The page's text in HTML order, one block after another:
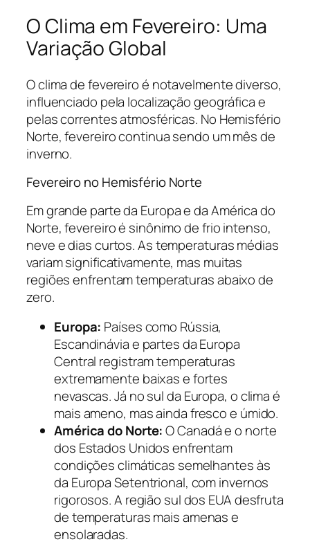
O Clima em Fevereiro: Uma
Variação Global
O clima de fevereiro é notavelmente diverso,
influenciado pela localização geográfica e
pelas correntes atmosféricas. No Hemisfério
Norte, fevereiro continua sendo um mês de
inverno.
Fevereiro no Hemisfério Norte
Em grande parte da Europa e da América do
Norte, fevereiro é sinônimo de frio intenso,
neve e dias curtos. As temperaturas médias
variam significativamente, mas muitas
regiões enfrentam temperaturas abaixo de
zero.
Europa: Países como Rússia,
Escandinávia e partes da Europa
Central registram temperaturas
extremamente baixas e fortes
nevascas. Já no sul da Europa, o clima é
mais ameno, mas ainda fresco e úmido.
América do Norte:O Canadá e o norte
dos Estados Unidos enfrentam
condições climáticas semelhantes às
da Europa Setentrional, com invernos
rigorosos. A região sul dos EUA desfruta
de temperaturas mais amenas e
ensolaradas.